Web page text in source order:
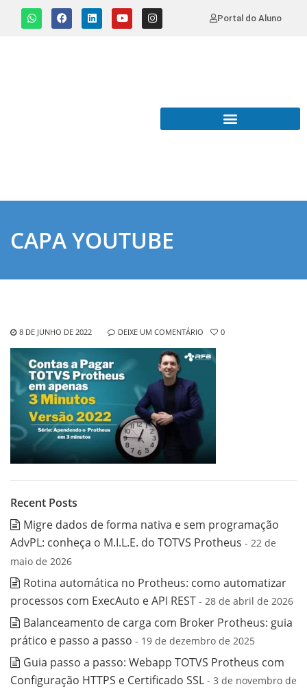
Portal do Aluno
CAPA YOUTUBE
8 DE JUNHO DE 2022 DEIXE UM COMENTÁRIO 0
Recent Posts
Migre dados de forma nativa e sem programação
AdvPL: conheça o M.I.L.E. do TOTVS Protheus - 22 de
maio de 2026
Rotina automática no Protheus: como automatizar
processos com ExecAuto e API REST - 28 de abril de 2026
Balanceamento de carga com Broker Protheus: guia
prático e passo a passo - 19 de dezembro de 2025
Guia passo a passo: Webapp TOTVS Protheus com
Configuração HTTPS e Certificado SSL - 3 de novembro de